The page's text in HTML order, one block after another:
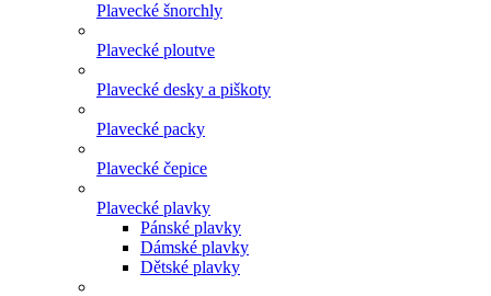
Plavecké šnorchly
Plavecké ploutve
Plavecké desky a piškoty
Plavecké packy
Plavecké čepice
Plavecké plavky
Pánské plavky
Dámské plavky
Dětské plavky